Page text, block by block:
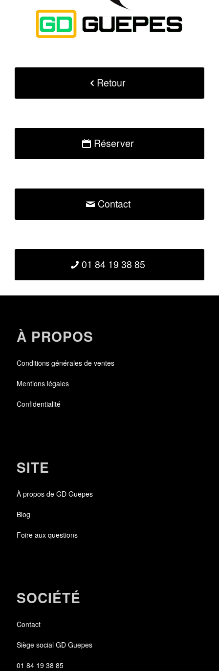
Retour
Réserver
Contact
01 84 19 38 85
À PROPOS
Conditions générales de ventes
Mentions légales
Confidentialité
SITE
À propos de GD Guepes
Blog
Foire aux questions
SOCIÉTÉ
Contact
Siège social GD Guepes
01 84 19 38 85